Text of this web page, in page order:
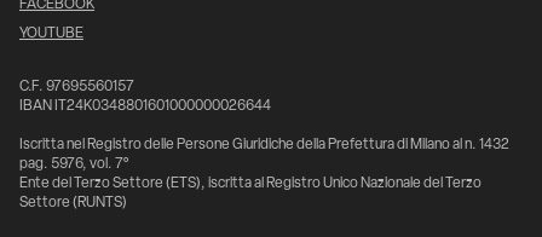
FACEBOOK
YOUTUBE
C.F. 97695560157
IBAN IT24K0348801601000000026644
Iscritta nel Registro delle Persone Giuridiche della Prefettura di Milano al n. 1432
pag. 5976, vol. 7°
Ente del Terzo Settore (ETS), iscritta al Registro Unico Nazionale del Terzo
Settore (RUNTS)